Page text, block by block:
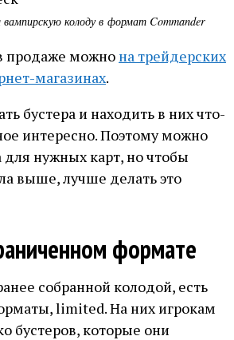
колоду в формат Commander
продаже можно на трейдерских
магазинах.
бустера и находить в них что-
интересно. Поэтому можно
для нужных карт, но чтобы
выше, лучше делать это
формате
собранной колодой, есть
limited. На них игрокам
бустеров, которые они